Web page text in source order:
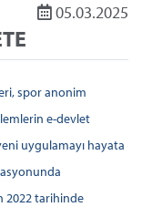
05.03.2025
spor anonim
e-devlet
uygulamayı hayata
2022 tarihinde
Kredi/Yurt